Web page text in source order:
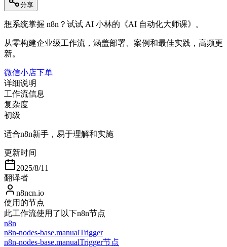
分享
想系统掌握 n8n？试试 AI 小林的《AI 自动化大师课》。
从零构建企业级工作流，涵盖部署、案例和最佳实践，高频更
新。
微信小店下单
详细说明
工作流信息
复杂度
初级
适合n8n新手，易于理解和实施
更新时间
2025/8/11
翻译者
n8ncn.io
使用的节点
此工作流使用了以下n8n节点
n8n
n8n-nodes-base.manualTrigger
n8n-nodes-base.manualTrigger节点